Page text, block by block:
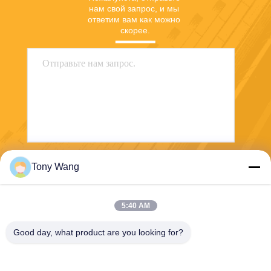
нам свой запрос, и мы
ответим вам как можно
скорее.
Отправить
Tony Wang
5:40 AM
Good day, what product are you looking for?